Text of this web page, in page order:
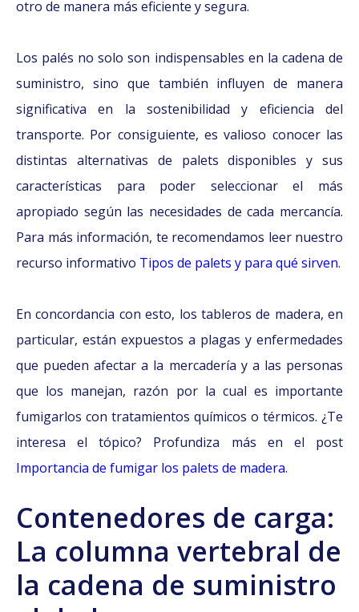
otro de manera más eficiente y segura.
Los palés no solo son indispensables en la cadena de
suministro, sino que también influyen de manera
significativa en la sostenibilidad y eficiencia del
transporte. Por consiguiente, es valioso conocer las
distintas alternativas de palets disponibles y sus
características para poder seleccionar el más
apropiado según las necesidades de cada mercancía.
Para más información, te recomendamos leer nuestro
recurso informativo Tipos de palets y para qué sirven.
En concordancia con esto, los tableros de madera, en
particular, están expuestos a plagas y enfermedades
que pueden afectar a la mercadería y a las personas
que los manejan, razón por la cual es importante
fumigarlos con tratamientos químicos o térmicos. ¿Te
interesa el tópico? Profundiza más en el post
Importancia de fumigar los palets de madera.
Contenedores de carga:
La columna vertebral de
la cadena de suministro